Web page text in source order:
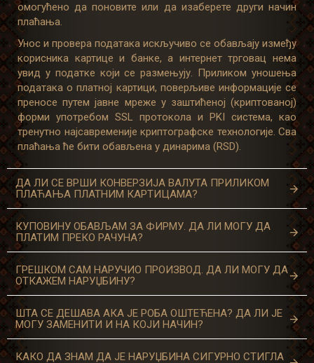
омогућено да поновите или да изаберете други начин
плаћања.
Унос и провера података искључиво се обављају између
корисника картице и банке, а интернет трговац нема
увид у податке који се размењују. Приликом уношења
података о платној картици, поверљиве информације се
преносе путем јавне мреже у заштићеној (криптованој)
форми употребом SSL протокола и PKI система, као
тренутно најсавременије криптографске технологије. Сва
плаћања ће бити обављена у динарима (RSD).
ДА ЛИ СЕ ВРШИ КОНВЕРЗИЈА ВАЛУТА ПРИЛИКОМ
ПЛАЋАЊА ПЛАТНИМ КАРТИЦАМА?
КУПОВИНУ ОБАВЉАМ ЗА ФИРМУ. ДА ЛИ МОГУ ДА
ПЛАТИМ ПРЕКО РАЧУНА?
ГРЕШКОМ САМ НАРУЧИО ПРОИЗВОД. ДА ЛИ МОГУ ДА
ОТКАЖЕМ НАРУЏБИНУ?
ШТА СЕ ДЕШАВА АКА ЈЕ РОБА ОШТЕЋЕНА? ДА ЛИ ЈЕ
МОГУ ЗАМЕНИТИ И НА КОЈИ НАЧИН?
КАКО ДА ЗНАМ ДА ЈЕ НАРУЏБИНА СИГУРНО СТИГЛА